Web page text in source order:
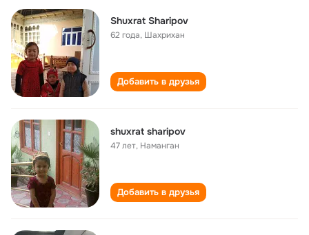
Shuxrat Sharipov
62 года, Шахрихан
Добавить в друзья
shuxrat sharipov
47 лет, Наманган
Добавить в друзья